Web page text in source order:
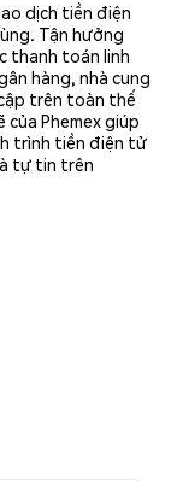
dịch tiền điện
Tận hưởng
thanh toán linh
hàng, nhà cung
trên toàn thế
Phemex giúp
trình tiền điện tử
tự tin trên